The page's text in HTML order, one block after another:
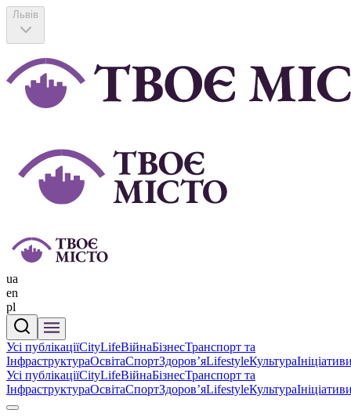
Львів
ua
en
pl
Усі публікаціїCityLifeВійнаБізнесТранспорт та
ІнфраструктураОсвітаСпортЗдоровʼяLifestyleКультура
Усі публікаціїCityLifeВійнаБізнесТранспорт та
ІнфраструктураОсвітаСпортЗдоровʼяLifestyleКультура